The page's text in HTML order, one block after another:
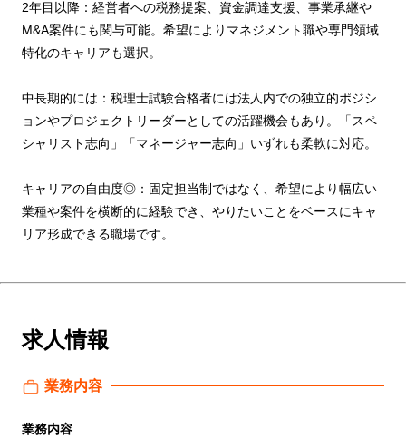
2年目以降：経営者への税務提案、資金調達支援、事業承継や
M&A案件にも関与可能。希望によりマネジメント職や専門領域
特化のキャリアも選択。
中長期的には：税理士試験合格者には法人内での独立的ポジシ
ョンやプロジェクトリーダーとしての活躍機会もあり。「スペ
シャリスト志向」「マネージャー志向」いずれも柔軟に対応。
キャリアの自由度◎：固定担当制ではなく、希望により幅広い
業種や案件を横断的に経験でき、やりたいことをベースにキャ
リア形成できる職場です。
求人情報
業務内容
業務内容